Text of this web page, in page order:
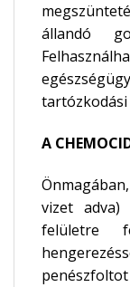
állandó
tartózkodási
A
vizet adva)
felületre